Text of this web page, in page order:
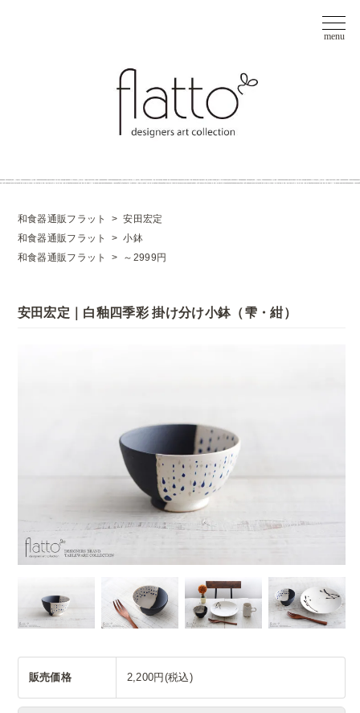
和食器通販フラット >安田宏定
和食器通販フラット
>小鉢
和食器通販フラット
> ～2999円
安田宏定｜白釉四季彩 掛け分け小鉢（雫・紺）
販売価格 2,200円(税込)